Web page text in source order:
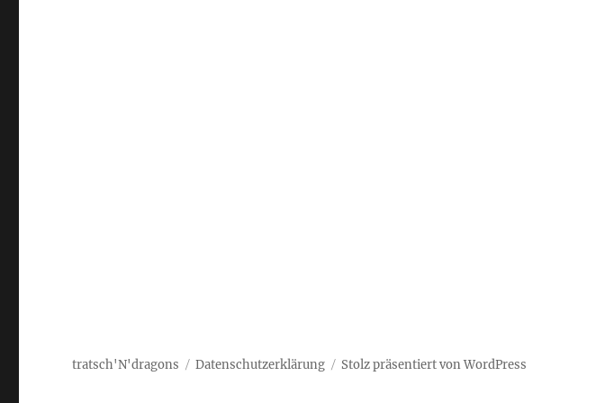
tratsch'N'dragons Datenschutzerklärung Stolz präsentiert von WordPress